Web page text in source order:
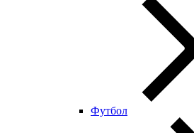
Футбол